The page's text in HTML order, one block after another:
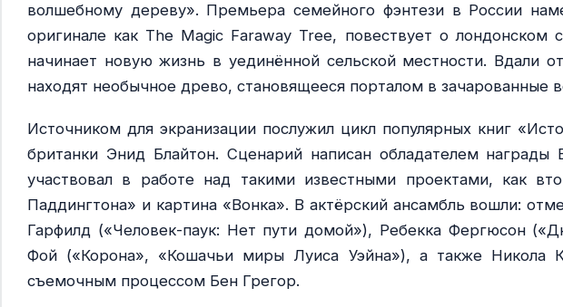
волшебному дереву». Премьера семейного фэнтези в России
оригинале как The Magic Faraway Tree, повествует о
начинает новую жизнь в уединённой сельской местности. Вдали
находят необычное древо, становящееся порталом в зачарованные
Источником для экранизации послужил цикл популярных книг
британки Энид Блайтон. Сценарий написан обладателем
участвовал в работе над такими известными проектами, как
Паддингтона» и картина «Вонка». В актёрский ансамбль вошли:
Гарфилд («Человек-паук: Нет пути домой»), Ребекка Фергюсон
Фой («Корона», «Кошачьи миры Луиса Уэйна»), а также Никола
съемочным процессом Бен Грегор.